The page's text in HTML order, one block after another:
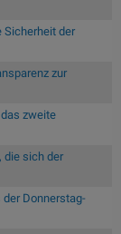
Sicherheit der
zur
zweite
die sich der
Donnerstag-